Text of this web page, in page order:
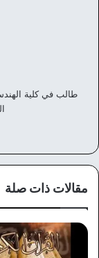
طالب في كلية
مقالات ذات صلة